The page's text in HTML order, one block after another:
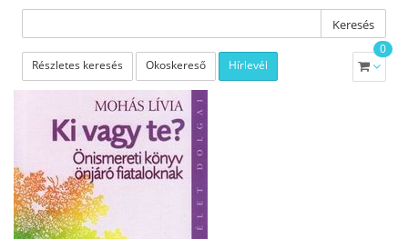
Keresés
Részletes keresés Okoskereső Hírlevél
0